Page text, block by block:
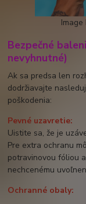
Bezpečné
nevyhnutné)
Ak sa predsa len
dodržiavajte
poškodenia:
Pevné uzavretie:
Uistite sa, že je
Pre extra ochranu
potravinovou fóliou
nechcenému
Ochranné obaly: